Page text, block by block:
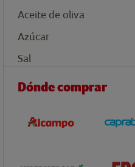
Aceite de oliva
Azúcar
Sal
Dónde comprar